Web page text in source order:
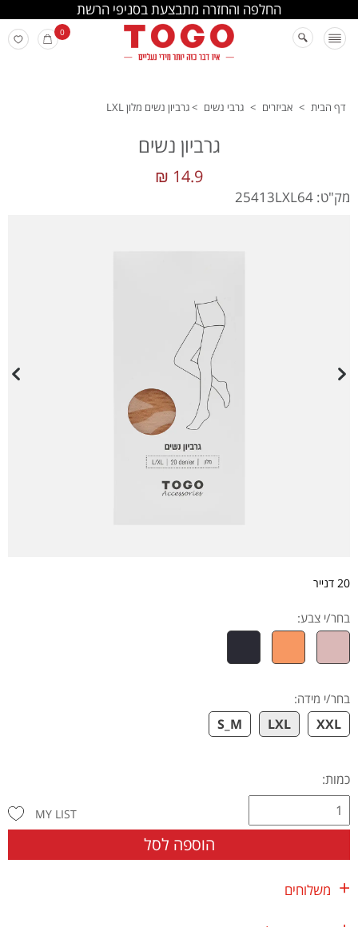
החלפה והחזרה מתבצעת בסניפי הרשת
0
דף הבית > אביזרים > גרבי נשים >גרביון נשים מלון LXL
גרביון נשים
14.9 ₪
מק"ט: 25413LXL64
20 דנייר
בחר/י צבע:
בחר/י מידה:
XXL
LXL
S_M
כמות:
הוספה לסל
MY LIST
משלוחים